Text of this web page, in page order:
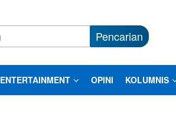
Pencarian
ENTERTAINMENT OPINI KOLUMNIS